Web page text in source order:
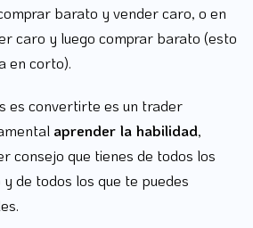
barato y vender caro, o en
caro y luego comprar barato (esto
en corto).
es convertirte es un trader
aprender la habilidad,
consejo que tienes de todos los
de todos los que te puedes